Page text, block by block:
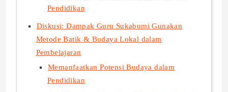
Pendidikan
Diskusi: Dampak Guru Sukabumi Gunakan
Metode Batik & Budaya Lokal dalam
Pembelajaran
Memanfaatkan Potensi Budaya dalam
Pendidikan